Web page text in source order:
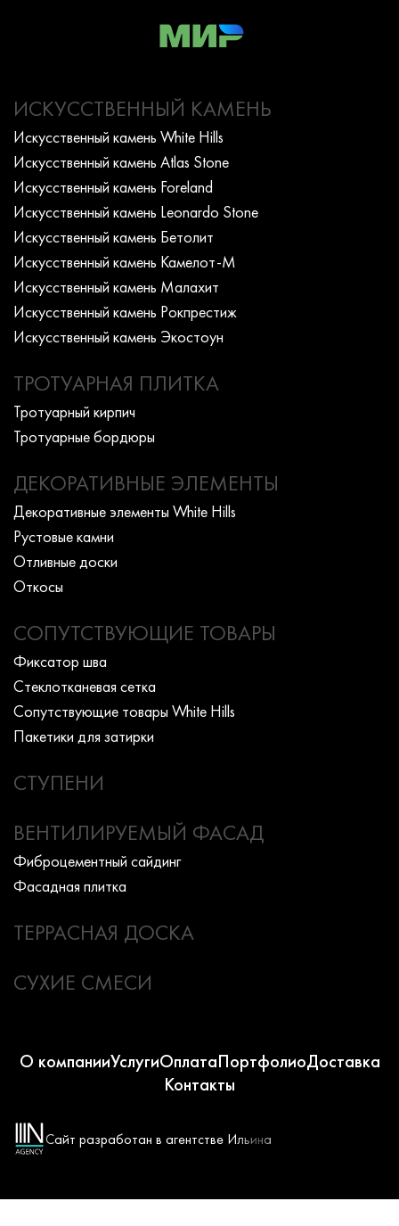
ИСКУССТВЕННЫЙ КАМЕНЬ
Искусcтвенный камень White Hills
Искусcтвенный камень Atlas Stone
Искусcтвенный камень Foreland
Искусcтвенный камень Leonardo Stone
Искусcтвенный камень Бетолит
Искусcтвенный камень Камелот-М
Искусcтвенный камень Малахит
Искусcтвенный камень Рокпрестиж
Искусcтвенный камень Экостоун
ТРОТУАРНАЯ ПЛИТКА
Тротуарный кирпич
Тротуарные бордюры
ДЕКОРАТИВНЫЕ ЭЛЕМЕНТЫ
Декоративные элементы White Hills
Рустовые камни
Отливные доски
Откосы
СОПУТСТВУЮЩИЕ ТОВАРЫ
Фиксатор шва
Стеклотканевая сетка
Сопутствующие товары White Hills
Пакетики для затирки
СТУПЕНИ
ВЕНТИЛИРУЕМЫЙ ФАСАД
Фиброцементный сайдинг
Фасадная плитка
ТЕРРАСНАЯ ДОСКА
СУХИЕ СМЕСИ
О компанииУслугиОплатаПортфолиоДоставка
Контакты
Сайт разработан в агентстве Ильина